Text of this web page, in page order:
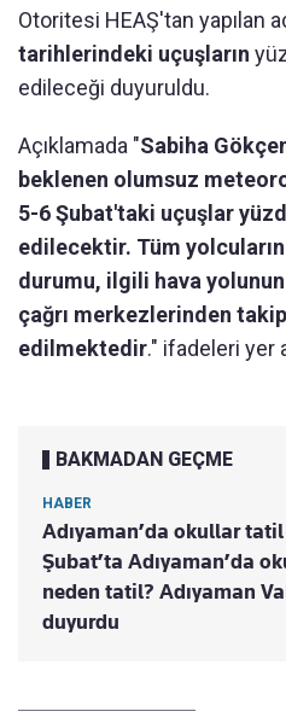
Otoritesi HEAŞ'tan yapılan
tarihlerindeki uçuşların
edileceği duyuruldu.
Açıklamada "Sabiha
beklenen olumsuz
5-6 Şubat'taki uçuşlar
edilecektir. Tüm
durumu, ilgili hava
çağrı merkezlerinden
edilmektedir." ifadeleri yer
BAKMADAN GEÇME
HABER
Adıyaman’da okullar
Şubat’ta Adıyaman’da
neden tatil? Adıyaman
duyurdu